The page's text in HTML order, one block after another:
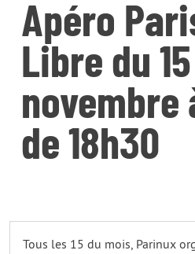
Apéro
Libre du 15
novembre
de 18h30
Tous les 15 du mois, Parinux